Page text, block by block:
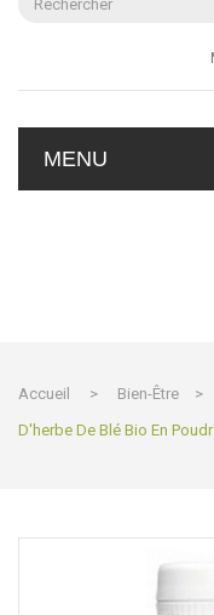
MENU
Accueil > Bien-Être >
D'herbe De Blé Bio En